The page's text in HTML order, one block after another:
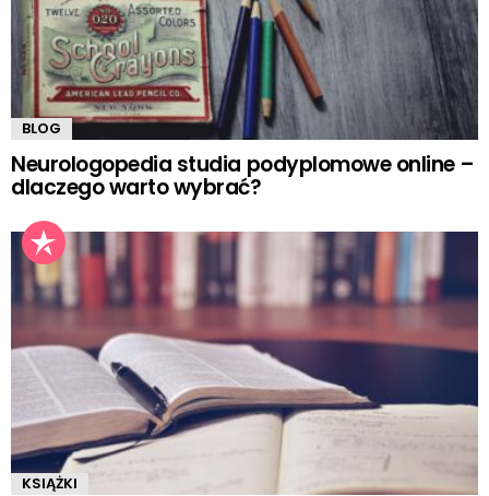
BLOG
Neurologopedia studia podyplomowe online –
dlaczego warto wybrać?
KSIĄŻKI